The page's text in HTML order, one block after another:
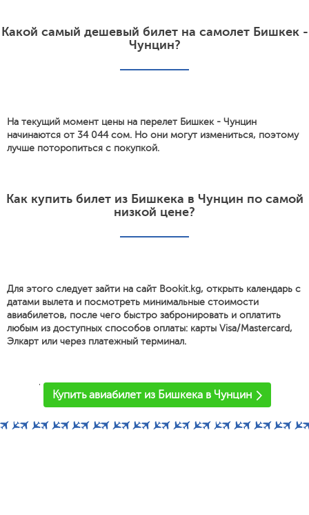
Какой самый дешевый билет на самолет Бишкек -
Чунцин?
На текущий момент цены на перелет Бишкек - Чунцин
начинаются от 34 044 сом. Но они могут измениться, поэтому
лучше поторопиться с покупкой.
Как купить билет из Бишкека в Чунцин по самой
низкой цене?
Для этого следует зайти на сайт Bookit.kg, открыть календарь с
датами вылета и посмотреть минимальные стоимости
авиабилетов, после чего быстро забронировать и оплатить
любым из доступных способов оплаты: карты Visa/Mastercard,
Элкарт или через платежный терминал.
'
Купить авиабилет из Бишкека в Чунцин